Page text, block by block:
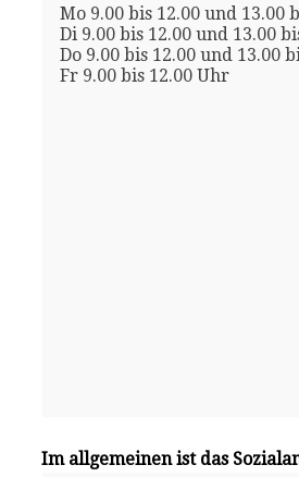
Mo 9.00 bis 12.00 und 13.00
Di 9.00 bis 12.00 und 13.00
Do 9.00 bis 12.00 und 13.00
Fr 9.00 bis 12.00 Uhr
Im allgemeinen ist das